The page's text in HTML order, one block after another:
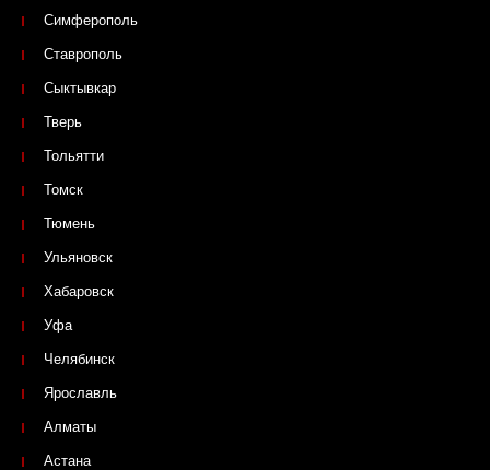
Симферополь
Ставрополь
Сыктывкар
Тверь
Тольятти
Томск
Тюмень
Ульяновск
Хабаровск
Уфа
Челябинск
Ярославль
Алматы
Астана